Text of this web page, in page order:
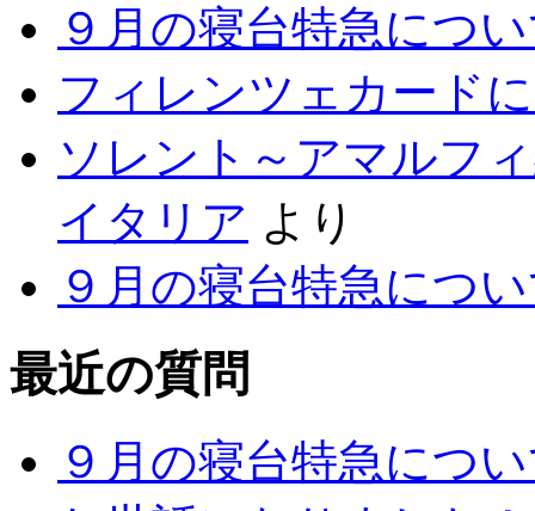
９月の寝台特急につ
フィレンツェカード
ソレント～アマルフ
イタリア より
９月の寝台特急につ
最近の質問
９月の寝台特急につ